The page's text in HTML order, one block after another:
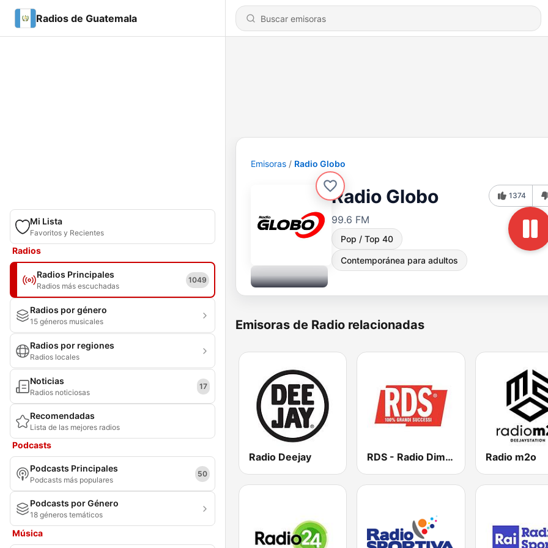
Radios de Guatemala
Mi Lista
Favoritos y Recientes
Radios
Radios Principales
Radios más escuchadas
1049
Radios por género
15 géneros musicales
Radios por regiones
Radios locales
Noticias
Radios noticiosas
17
Recomendadas
Lista de las mejores radios
Podcasts
Podcasts Principales
Podcasts más populares
50
Podcasts por Género
18 géneros temáticos
Música
Emisoras Radio Globo
Radio Globo
99.6 FM
Pop / Top 40
Contemporánea para adultos
1374
Emisoras de Radio relacionadas
Radio Deejay RDS - Radio Dimensione Suono Radio m2o